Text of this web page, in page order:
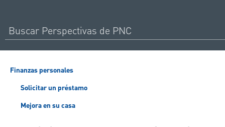
Finanzas personales
Solicitar un préstamo
Mejora en su casa